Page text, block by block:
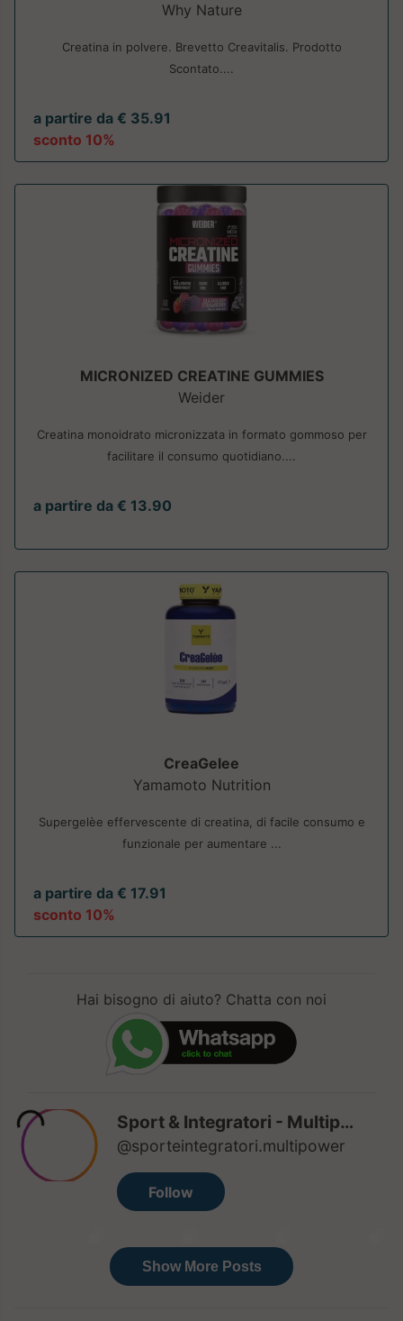
Why Nature
Creatina in polvere. Brevetto Creavitalis. Prodotto
Scontato....
a partire da € 35.91
sconto 10%
MICRONIZED CREATINE GUMMIES
Weider
Creatina monoidrato micronizzata in formato gommoso per
facilitare il consumo quotidiano....
a partire da € 13.90
CreaGelee
Yamamoto Nutrition
Supergelèe effervescente di creatina, di facile consumo e
funzionale per aumentare ...
a partire da € 17.91
sconto 10%
Hai bisogno di aiuto? Chatta con noi